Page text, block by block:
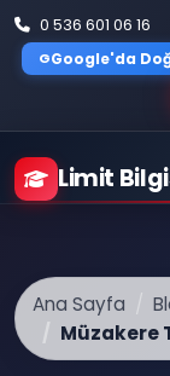
0 536 601 06 16
GGoogle'da
Limit
Ana Sayfa
Müzakere